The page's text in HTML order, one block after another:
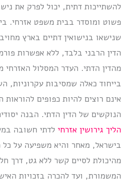
להשתייכות דתית, יכול לפרק את
פשוט ומוסדר בבית משפט אזרחי.
שנישאו בנישואין דתיים בארץ
הדין הרבני בלבד, ללא אפשרות
מהדין הדתי. העדר המסלול האזרחי
בייחוד כאלה שמסיבות עקרוניות,
אינם רוצים להיות כפופים להוראות
הנוקשים של הדין הדתי. הבנה
הליך גירושין אזרחי לדתי חשובה
בישראל, מאחר והיא משפיעה על כל
מהיכולת לסיים קשר ללא גט, דרך
המשמורת, ועד להכרה בזכויות